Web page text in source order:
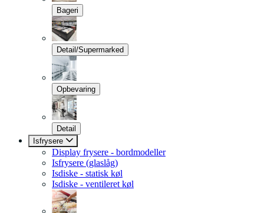
Bageri
Detail/Supermarked
Opbevaring
Detail
Isfrysere
Display frysere - bordmodeller
Isfrysere (glaslåg)
Isdiske - statisk køl
Isdiske - ventileret køl